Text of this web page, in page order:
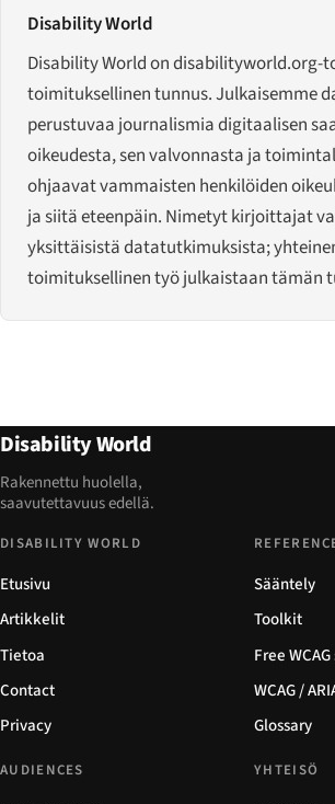
Disability World
Disability World on disabilityworld.org-
toimituksellinen tunnus. Julkaisemme
perustuvaa journalismia digitaalisen
oikeudesta, sen valvonnasta ja
ohjaavat vammaisten henkilöiden
ja siitä eteenpäin. Nimetyt kirjoittajat
yksittäisistä datatutkimuksista;
toimituksellinen työ julkaistaan tämän
Disability World
Rakennettu huolella,
saavutettavuus edellä.
DISABILITY WORLD
Etusivu
Artikkelit
Tietoa
Contact
Privacy
Sääntely
Toolkit
Free
WCAG /
Glossary
AUDIENCES YHTEISÖ